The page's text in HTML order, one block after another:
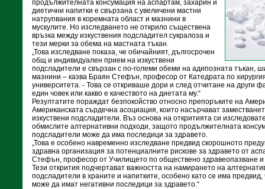
продължителната консумация на аспартам, захарин и
диетични напитки е свързана с увеличени мастни
натрупвания в коремната област и мазнини в
мускулите. Но изследването не открило съществена
връзка между изкуствения подсладител сукралоза и
тези мерки за обема на мастната тъкан.
„Това изследване показа, че обичайният, дългосрочен
общ и индивидуален прием на изкуствени
подсладители е свързан с по-големи обеми на адипозната тъкан,
мазнини – казва Браян Стефън, професор от Катедрата по
университета. - Това се откриваше дори и след отчитане на други
един човек или какво е качеството на диетата му.“
Резултатите пораждат безпокойство относно препоръките на
Американската сърдечна асоциация, които насърчават
изкуствени подсладители. Въз основа на откритията си
обмислите алтернативни подходи, защото продължителната
подсладители може да има последици за здравето.
„Това е особено навременно изследване предвид скорошното
здравна организация за потенциалните рискове за здравето от
Стефън, професор от Училището по обществено здравеопазване и
Тези открития подчертават важността на намирането на
подсладители в храните и напитките, особено като се има
може да имат негативни последици за здравето.“